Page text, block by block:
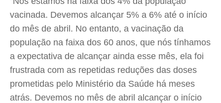
vacinada. Devemos alcançar 5% a 6% até o início
do mês de abril. No entanto, a vacinação da
população na faixa dos 60 anos, que nós tínhamos
a expectativa de alcançar ainda esse mês, ela foi
frustrada com as repetidas reduções das doses
prometidas pelo Ministério da Saúde há meses
atrás. Devemos no mês de abril alcançar o início